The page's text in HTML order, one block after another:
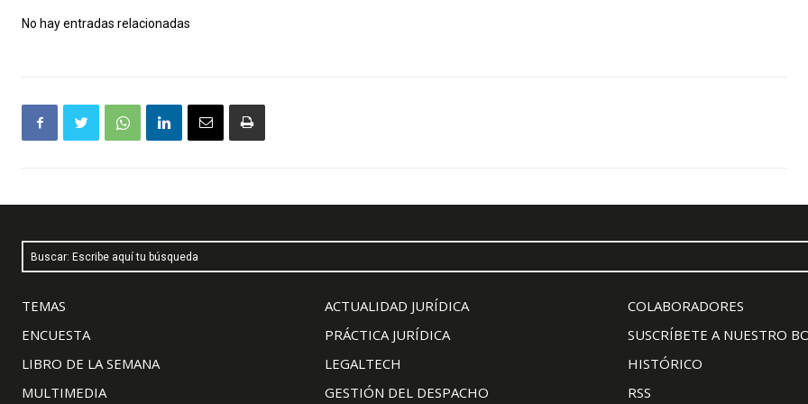
No hay entradas relacionadas
Buscar: Escribe aquí tu búsqueda
TEMAS
ENCUESTA
LIBRO DE LA SEMANA
MULTIMEDIA
ACTUALIDAD JURÍDICA
PRÁCTICA JURÍDICA
LEGALTECH
GESTIÓN DEL DESPACHO
COLABORADORES
SUSCRÍBETE A NUESTRO
HISTÓRICO
RSS